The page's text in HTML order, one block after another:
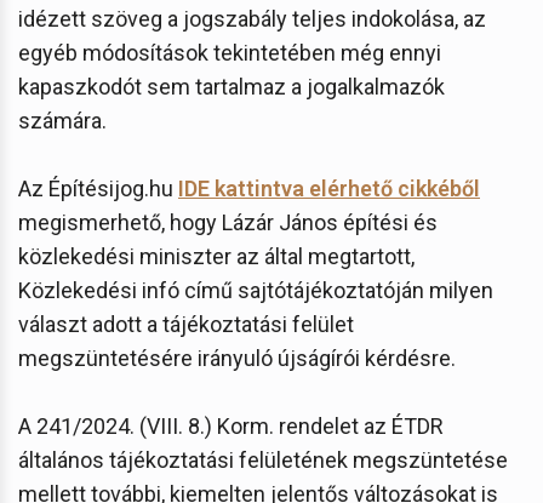
idézett szöveg a jogszabály teljes indokolása, az
egyéb módosítások tekintetében még ennyi
kapaszkodót sem tartalmaz a jogalkalmazók
számára.
Az Építésijog.hu IDE kattintva elérhető cikkéből
megismerhető, hogy Lázár János építési és
közlekedési miniszter az által megtartott,
Közlekedési infó című sajtótájékoztatóján milyen
választ adott a tájékoztatási felület
megszüntetésére irányuló újságírói kérdésre.
A 241/2024. (VIII. 8.) Korm. rendelet az ÉTDR
általános tájékoztatási felületének megszüntetése
mellett további, kiemelten jelentős változásokat is